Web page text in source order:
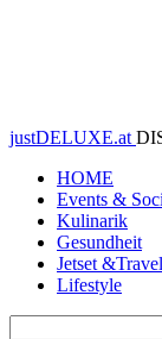
justDELUXE.at
HOME
Events &
Kulinarik
Gesundheit
Jetset &Travel
Lifestyle